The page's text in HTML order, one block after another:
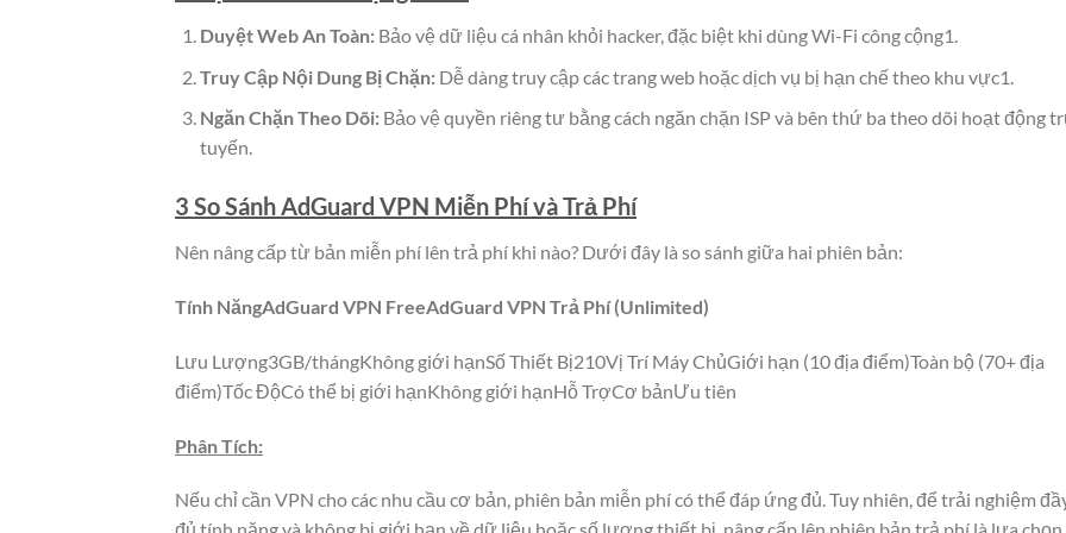
Duyệt Web An Toàn:Bảo vệ dữ liệu cá nhân khỏi hacker, đặc biệt khi dùng Wi-Fi công cộng1.
Truy Cập Nội Dung Bị Chặn:Dễ dàng truy cập các trang web hoặc dịch vụ bị hạn chế theo khu vực1.
Ngăn Chặn Theo Dõi:Bảo vệ quyền riêng tư bằng cách ngăn chặn ISP và bên thứ ba theo dõi hoạt động
tuyến.
3 So Sánh AdGuard VPN Miễn Phí và Trả Phí
Nên nâng cấp từ bản miễn phí lên trả phí khi nào? Dưới đây là so sánh giữa hai phiên bản:
Tính NăngAdGuard VPN FreeAdGuard VPN Trả Phí (Unlimited)
Lưu Lượng3GB/thángKhông giới hạnSố Thiết Bị210Vị Trí Máy ChủGiới hạn (10 địa điểm)Toàn bộ (70+ địa
điểm)Tốc ĐộCó thể bị giới hạnKhông giới hạnHỗ TrợCơ bảnƯu tiên
Phân Tích:
Nếu chỉ cần VPN cho các nhu cầu cơ bản, phiên bản miễn phí có thể đáp ứng đủ. Tuy nhiên, để trải nghiệm